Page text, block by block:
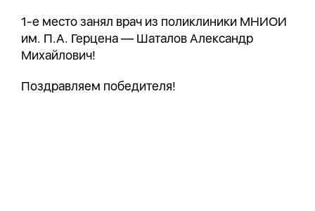
1-е место занял врач из поликлиники МНИОИ
им. П.А. Герцена — Шаталов Александр
Михайлович!
Поздравляем победителя!